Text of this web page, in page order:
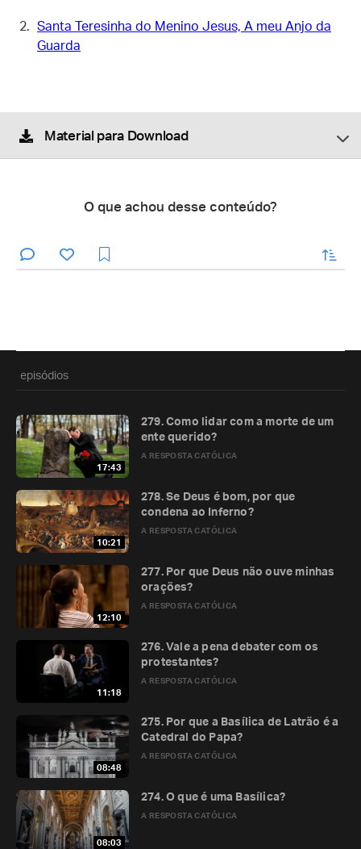
Santa Teresinha do Menino Jesus, A meu Anjo da
Guarda
Material para Download
O que achou desse conteúdo?
enviar
episódios
17:43
A RESPOSTA CATÓLICA
279. Como lidar com a morte de um
ente querido?
10:21
A RESPOSTA CATÓLICA
278. Se Deus é bom, por que
condena ao Inferno?
12:10
A RESPOSTA CATÓLICA
277. Por que Deus não ouve minhas
orações?
11:18
A RESPOSTA CATÓLICA
276. Vale a pena debater com os
protestantes?
08:48
A RESPOSTA CATÓLICA
275. Por que a Basílica de Latrão é a
Catedral do Papa?
08:03
A RESPOSTA CATÓLICA
274. O que é uma Basílica?